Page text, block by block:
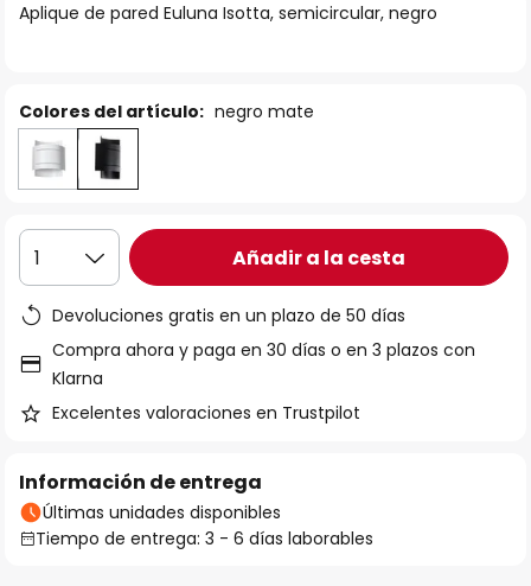
galería
Aplique de pared Euluna Isotta, semicircular, negro
Colores del artículo: negro mate
1 Añadir a la cesta
Devoluciones gratis en un plazo de 50 días
Compra ahora y paga en 30 días o en 3 plazos con
Klarna
Excelentes valoraciones en Trustpilot
Información de entrega
Últimas unidades disponibles
Tiempo de entrega: 3 - 6 días laborables